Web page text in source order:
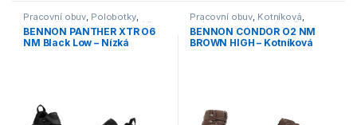
Pracovní obuv, Polobotky,
O1/O1P/O2 ,Outdoor a volný čas
Obuv,Trekingová,Vycházková
BENNON PANTHER XTR O6
NM Black Low – Nízká
Pracovní obuv, Kotníková,
O1/O2,Outdoor a volný čas,
Obuv,Trekingová
BENNON CONDOR O2 NM
BROWN HIGH – Kotníková